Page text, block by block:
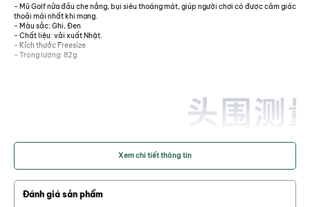
- Mũ Golf nửa đầu che nắng, bụi siêu thoáng mát, giúp người chơi có được cảm giác
thoải mái nhất khi mang.
- Màu sắc: Ghi, Đen
- Chất liệu: vải xuất Nhật.
- Kích thước Freesize
- Trọng lượng: 82g
Xem chi tiết thông tin
Đánh giá sản phẩm
Đánh giá